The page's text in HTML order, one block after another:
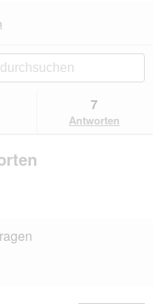
Aktion
navigierst
du
Bewertungen.
7
Antworten